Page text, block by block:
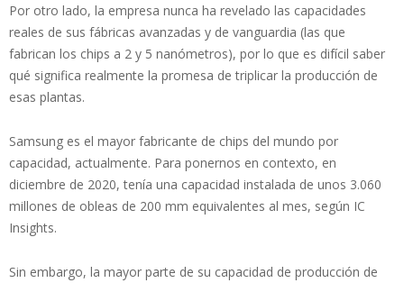
Por otro lado, la empresa nunca ha revelado las capacidades
reales de sus fábricas avanzadas y de vanguardia (las que
fabrican los chips a 2 y 5 nanómetros), por lo que es difícil saber
qué significa realmente la promesa de triplicar la producción de
esas plantas.
Samsung es el mayor fabricante de chips del mundo por
capacidad, actualmente. Para ponernos en contexto, en
diciembre de 2020, tenía una capacidad instalada de unos 3.060
millones de obleas de 200 mm equivalentes al mes, según IC
Insights.
Sin embargo, la mayor parte de su capacidad de producción de